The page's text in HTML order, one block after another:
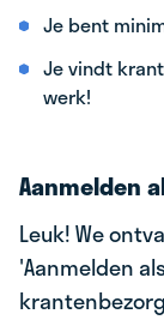
Je bent
Je vindt
werk!
Aanmelden
Leuk! We
'Aanmelden